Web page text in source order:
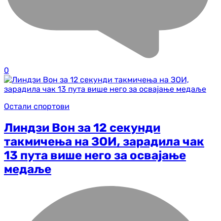
0
Остали спортови
Линдзи Вон за 12 секунди
такмичења на ЗОИ, зарадила чак
13 пута више него за освајање
медаље